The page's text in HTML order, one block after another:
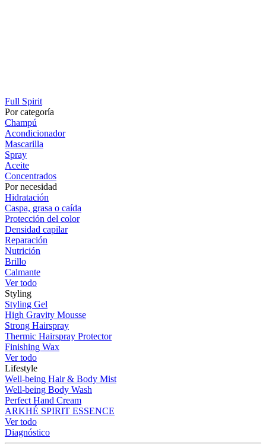
Full Spirit
Por categoría
Champú
Acondicionador
Mascarilla
Spray
Aceite
Concentrados
Por necesidad
Hidratación
Caspa, grasa o caída
Protección del color
Densidad capilar
Reparación
Nutrición
Brillo
Calmante
Ver todo
Styling
Styling Gel
High Gravity Mousse
Strong Hairspray
Thermic Hairspray Protector
Finishing Wax
Ver todo
Lifestyle
Well-being Hair & Body Mist
Well-being Body Wash
Perfect Hand Cream
ARKHÉ SPIRIT ESSENCE
Ver todo
Diagnóstico